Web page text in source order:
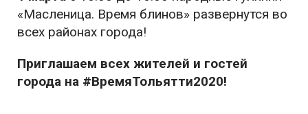
«Масленица. Время блинов» развернутся во
всех районах города!
Приглашаем всех жителей и гостей
города на #ВремяТольятти2020!